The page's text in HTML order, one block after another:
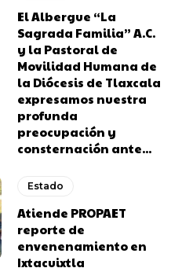
El Albergue “La
Sagrada Familia” A.C.
y la Pastoral de
Movilidad Humana de
la Diócesis de Tlaxcala
expresamos nuestra
profunda
preocupación y
consternación ante...
Estado
Atiende PROPAET
reporte de
envenenamiento en
Ixtacuixtla